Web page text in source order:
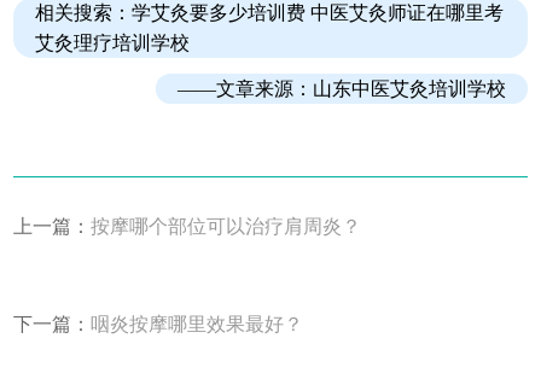
相关搜索：学艾灸要多少培训费 中医艾灸师证在哪里考
艾灸理疗培训学校
——文章来源： 山东中医艾灸培训学校
上一篇：按摩哪个部位可以治疗肩周炎？
下一篇： 咽炎按摩哪里效果最好？